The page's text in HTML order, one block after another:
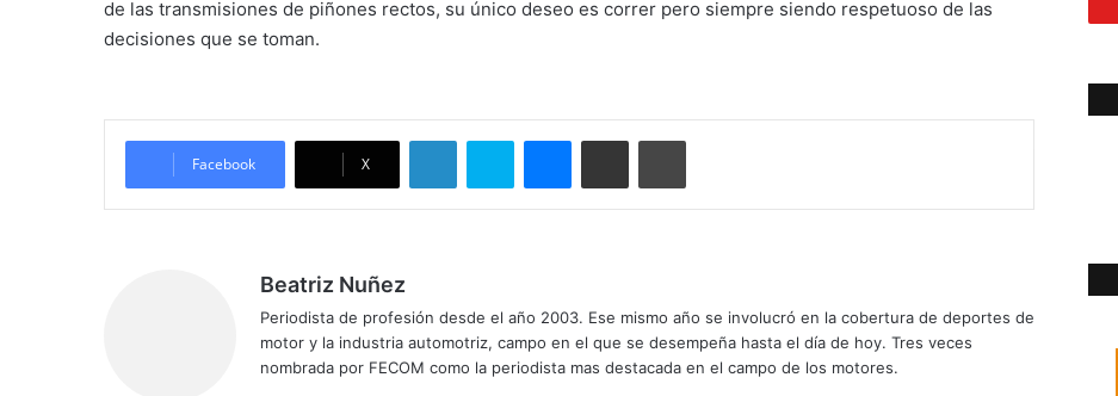
de las transmisiones de piñones rectos, su único deseo es correr pero siempre siendo respetuoso de las
decisiones que se toman.
Facebook X
Beatriz Nuñez
Periodista de profesión desde el año 2003. Ese mismo año se involucró en la cobertura de deportes de
motor y la industria automotriz, campo en el que se desempeña hasta el día de hoy. Tres veces
nombrada por FECOM como la periodista mas destacada en el campo de los motores.